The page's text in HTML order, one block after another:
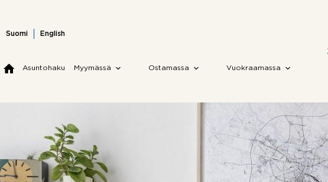
content
Suomi English
Asuntohaku Myymässä Ostamassa Vuokraamassa